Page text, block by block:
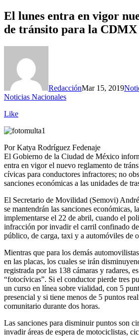
El lunes entra en vigor
de tránsito para la CDMX
RedacciónMar 15, 2019
Noticias Nacionales
Like
Por Katya Rodríguez Fedenaje
El Gobierno de la Ciudad de México
entra en vigor el nuevo reglamento de
cívicas para conductores infractores; no
sanciones económicas a las unidades de
El Secretario de Movilidad (Semovi)
se mantendrán las sanciones económicas,
implementarse el 22 de abril, cuando el
infracción por invadir el carril confinado
público, de carga, taxi y a automóviles de
Mientras que para los demás
en las placas, los cuales se irán
registrada por las 138 cámaras y radares,
“fotocívicas”. Si el conductor pierde tres
un curso en línea sobre vialidad, con 5
presencial y si tiene menos de 5 puntos
comunitario durante dos horas.
Las sanciones para disminuir puntos son
invadir áreas de espera de motociclistas,